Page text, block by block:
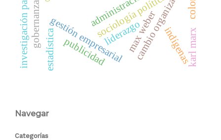
liderazgocambio organizacional
gestión empresarial indígenas
sociología política
estadística karl marx
max weber
publicidad
Navegar
Categorías